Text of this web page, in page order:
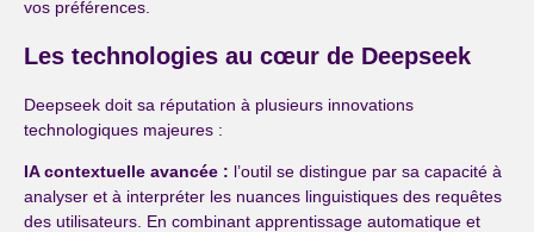
vos préférences.
Les technologies au cœur de Deepseek
Deepseek doit sa réputation à plusieurs innovations
technologiques majeures :
IA contextuelle avancée : l’outil se distingue par sa capacité à
analyser et à interpréter les nuances linguistiques des requêtes
des utilisateurs. En combinant apprentissage automatique et